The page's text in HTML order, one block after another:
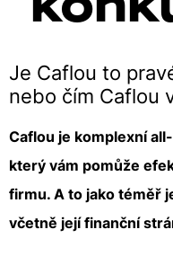
Je Caflou to
nebo čím Caflou
Caflou je komplexní
který vám pomůže
firmu. A to jako téměř
včetně její finanční